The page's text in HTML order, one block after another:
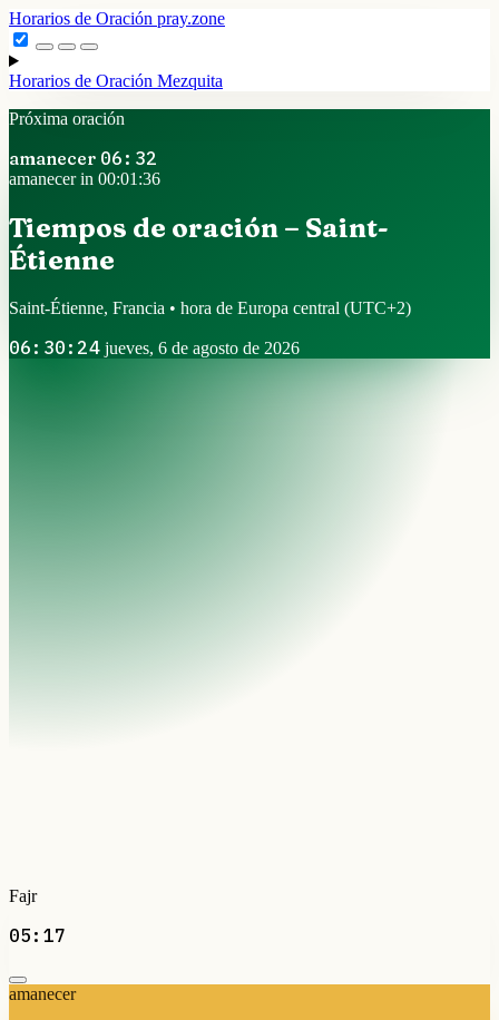
Horarios de Oración pray.zone
Horarios de Oración Mezquita
Próxima oración
amanecer 06:32
amanecer in 00:01:35
Tiempos de oración – Saint-
Étienne
Saint-Étienne, Francia • hora de Europa central (UTC+2)
06:30:25 jueves, 6 de agosto de 2026
Fajr
05:17
amanecer